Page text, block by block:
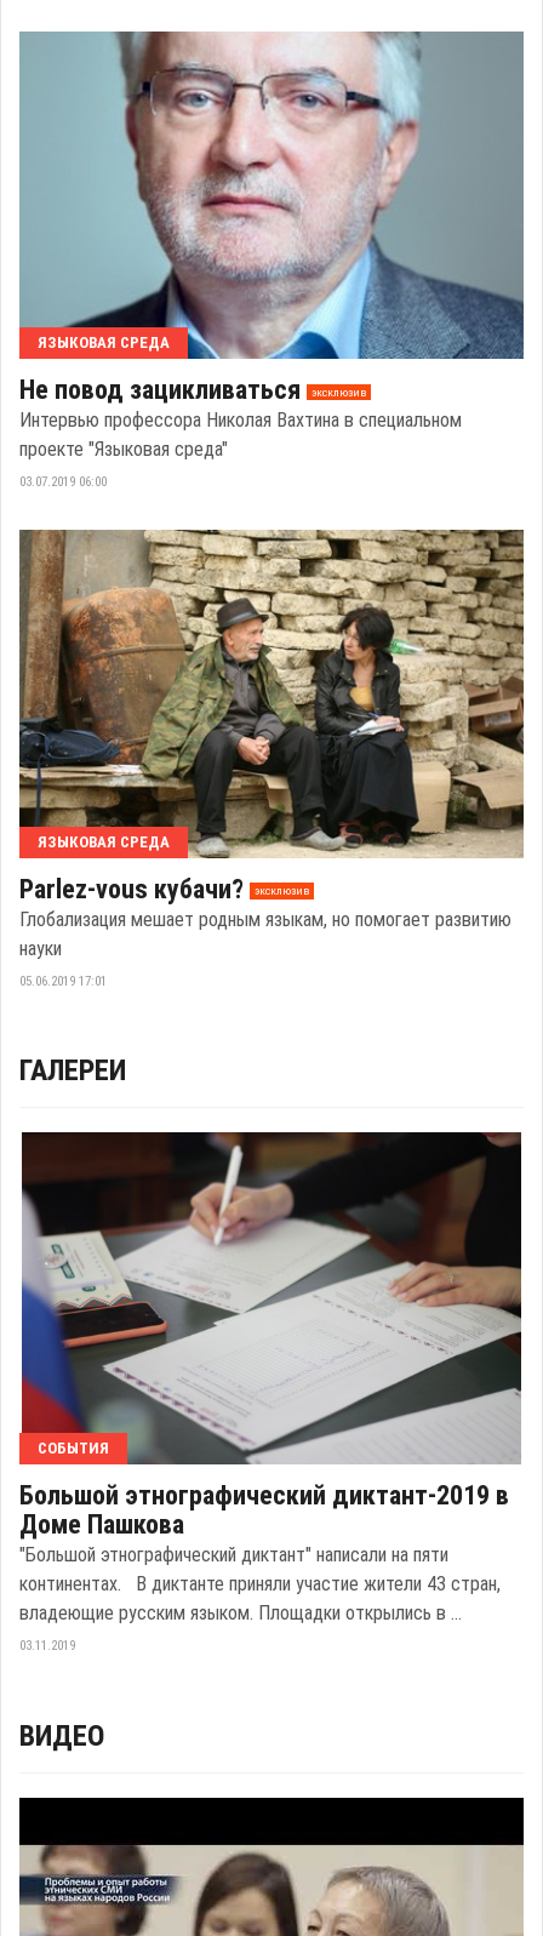
ЯЗЫКОВАЯ СРЕДА
Не повод зацикливаться эксклюзив
Интервью профессора Николая Вахтина в специальном
проекте "Языковая среда"
03.07.2019 06:00
ЯЗЫКОВАЯ СРЕДА
Parlez-vous кубачи? эксклюзив
Глобализация мешает родным языкам, но помогает развитию
науки
05.06.2019 17:01
ГАЛЕРЕИ
СОБЫТИЯ
Большой этнографический диктант-2019 в
Доме Пашкова
"Большой этнографический диктант" написали на пяти
континентах. В диктанте приняли участие жители 43 стран,
владеющие русским языком. Площадки открылись в ...
03.11.2019
ВИДЕО